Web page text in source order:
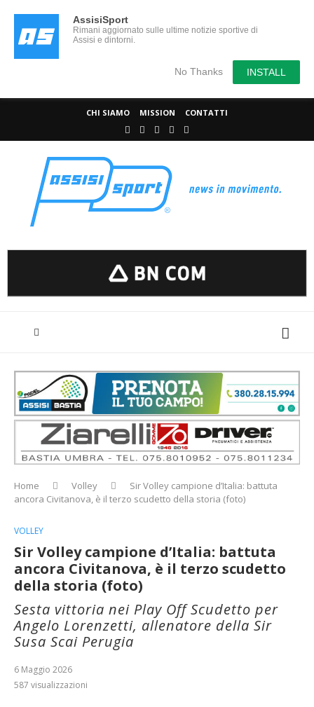
AssisiSport
Rimani aggiornato sulle ultime notizie sportive di
Assisi e dintorni.
No Thanks INSTALL
CHI SIAMO MISSION CONTATTI
Home Volley
Sir Volley campione d’Italia: battuta
ancora Civitanova, è il terzo scudetto della storia (foto)
VOLLEY
Sir Volley campione d’Italia: battuta
ancora Civitanova, è il terzo scudetto
della storia (foto)
Sesta vittoria nei Play Off Scudetto per
Angelo Lorenzetti, allenatore della Sir
Susa Scai Perugia
6 Maggio 2026
587 visualizzazioni